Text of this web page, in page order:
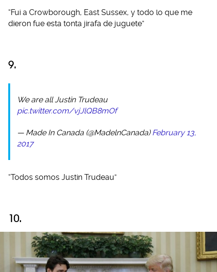
“Fui a Crowborough, East Sussex, y todo lo que me
dieron fue esta tonta jirafa de juguete”
9.
We are all Justin Trudeau
pic.twitter.com/vjJlQB8mOf
— Made In Canada (@MadelnCanada)February 13,
2017
“Todos somos Justin Trudeau”
10.